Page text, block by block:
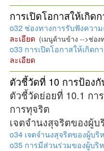
การเปิดโอกาสให้เกิด
o32 ช่องทางการรับฟังควา
ละเอียด (เมนูด้านข้าง -->ช่อง
o33 การเปิดโอกาสให้เกิดก
ละเอียด
ตัวชี้วัดที่ 10 การป้อง
ตัวชี้วัดย่อยที่ 10.1 กา
การทุจริต
เจตจำนงสุจริตของผู้บ
o34 เจตจำนงสุจริตของผู้บริ
o35 การมีส่วนร่วมของผู้บริ